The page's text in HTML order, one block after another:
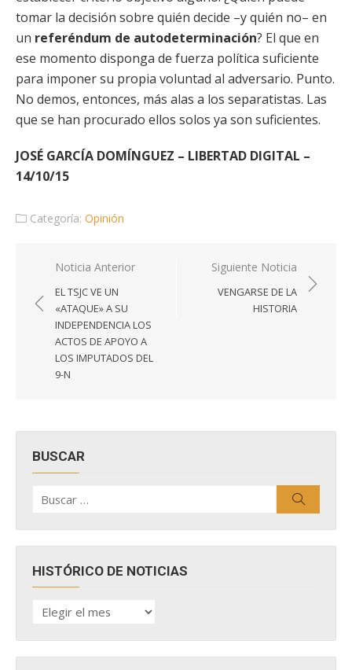
tomar la decisión sobre quién decide –y quién no– en
un referéndum de autodeterminación? El que en
ese momento disponga de fuerza política suficiente
para imponer su propia voluntad al adversario. Punto.
No demos, entonces, más alas a los separatistas. Las
que se han procurado ellos solos ya son suficientes.
JOSÉ GARCÍA DOMÍNGUEZ – LIBERTAD DIGITAL –
14/10/15
Categoría: Opinión
Navegación
entradas
Noticia Anterior
EL TSJC VE UN
«ATAQUE» A SU
INDEPENDENCIA LOS
ACTOS DE APOYO A
LOS IMPUTADOS DEL
9-N
Siguiente Noticia
VENGARSE DE LA
HISTORIA
BUSCAR
por:
HISTÓRICO DE NOTICIAS
HISTÓRICO
DE